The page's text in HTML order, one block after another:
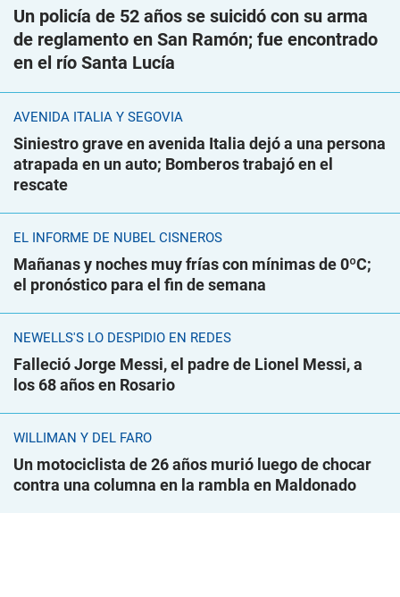
Un policía de 52 años se suicidó con su arma
de reglamento en San Ramón; fue encontrado
en el río Santa Lucía
AVENIDA ITALIA Y SEGOVIA
Siniestro grave en avenida Italia dejó a una persona
atrapada en un auto; Bomberos trabajó en el
rescate
EL INFORME DE NUBEL CISNEROS
Mañanas y noches muy frías con mínimas de 0ºC;
el pronóstico para el fin de semana
NEWELLS'S LO DESPIDIÓ EN REDES
Falleció Jorge Messi, el padre de Lionel Messi, a
los 68 años en Rosario
WILLIMAN Y DEL FARO
Un motociclista de 26 años murió luego de chocar
contra una columna en la rambla en Maldonado